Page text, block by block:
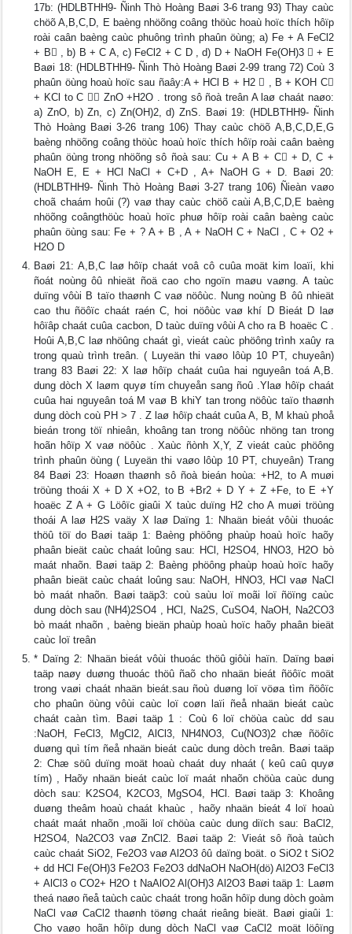
17b: (HDLBTHH9- Ñinh Thò Hoàng Baøi 3-6 trang 93) Thay caùc
chöõ A,B,C,D, E baèng nhöõng coâng thöùc hoaù hoïc thích hôïp
roài caân baèng caùc phuông trình phaûn öùng; a) Fe + A FeCl2
+ B , b) B + C A, c) FeCl2 + C D , d) D + NaOH Fe(OH)3  + E
Baøi 18: (HDLBTHH9- Ñinh Thò Hoàng Baøi 2-99 trang 72) Coù 3
phaûn öùng hoaù hoïc sau ñaây:A + HCl B + H2  , B + KOH C
+ KCl to C  ZnO +H2O . trong sô ñoà treân A laø chaát naøo:
a) ZnO, b) Zn, c) Zn(OH)2, d) ZnS. Baøi 19: (HDLBTHH9- Ñinh
Thò Hoàng Baøi 3-26 trang 106) Thay caùc chöõ A,B,C,D,E,G
baèng nhöõng coâng thöùc hoaù hoïc thích hôïp roài caân baèng
phaûn öùng trong nhöõng sô ñoà sau: Cu + A B + C + D, C +
NaOH E, E + HCl NaCl + C+D , A+ NaOH G + D. Baøi 20:
(HDLBTHH9- Ñinh Thò Hoàng Baøi 3-27 trang 106) Ñieàn vaøo
choã chaám hoûi (?) vaø thay caùc chöõ caùi A,B,C,D,E baèng
nhöõng coângthöùc hoaù hoïc phuø hôïp roài caân baèng caùc
phaûn öùng sau: Fe + ? A + B , A + NaOH C + NaCl , C + O2 +
H2O D
Baøi 21: A,B,C laø hôïp chaát voâ cô cuûa moät kim loaïi, khi
ñoát noùng ôû nhieät ñoä cao cho ngoïn maøu vaøng. A taùc
duïng vôùi B taïo thaønh C vaø nöôùc. Nung noùng B ôû nhieät
cao thu ñöôïc chaát raén C, hoi nöôùc vaø khí D Bieát D laø
hôïâp chaát cuûa cacbon, D taùc duïng vôùi A cho ra B hoaëc C .
Hoûi A,B,C laø nhöûng chaát gì, vieát caùc phöông trình xaûy ra
trong quaù trình treân. ( Luyeän thi vaøo lôùp 10 PT, chuyeân)
trang 83 Baøi 22: X laø hôïp chaát cuûa hai nguyeân toá A,B.
dung dòch X laøm quyø tím chuyeån sang ñoû .Ylaø hôïp chaát
cuûa hai nguyeân toá M vaø B khiY tan trong nöôùc taïo thaønh
dung dòch coù PH > 7 . Z laø hôïp chaát cuûa A, B, M khaù phoå
bieán trong töï nhieân, khoâng tan trong nöôùc nhöng tan trong
hoãn hôïp X vaø nöôùc . Xaùc ñònh X,Y, Z vieát caùc phöông
trình phaûn öùng ( Luyeän thi vaøo lôùp 10 PT, chuyeân) Trang
84 Baøi 23: Hoaøn thaønh sô ñoà bieán hoùa: +H2, to A muøi
tröùng thoái X + D X +O2, to B +Br2 + D Y + Z +Fe, to E +Y
hoaëc Z A + G Löôïc giaûi X taùc duïng H2 cho A muøi tröùng
thoái A laø H2S vaäy X laø Daïng 1: Nhaän bieát vôùi thuoác
thöû töï do Baøi taäp 1: Baèng phöông phaùp hoaù hoïc haõy
phaân bieät caùc chaát loûng sau: HCl, H2SO4, HNO3, H2O bò
maát nhaõn. Baøi taäp 2: Baèng phöông phaùp hoaù hoïc haõy
phaân bieät caùc chaát loûng sau: NaOH, HNO3, HCl vaø NaCl
bò maát nhaõn. Baøi taäp3: coù saùu loï moãi loï ñöïng caùc
dung dòch sau (NH4)2SO4 , HCl, Na2S, CuSO4, NaOH, Na2CO3
bò maát nhaõn , baèng bieän phaùp hoaù hoïc haõy phaân bieät
caùc loï treân
* Daïng 2: Nhaän bieát vôùi thuoác thöû giôùi haïn. Daïng baøi
taäp naøy duøng thuoác thöû ñaõ cho nhaän bieát ñöôïc moät
trong vaøi chaát nhaän bieát.sau ñoù duøng loï vöøa tìm ñöôïc
cho phaûn öùng vôùi caùc loï coøn laïi ñeå nhaän bieát caùc
chaát caàn tìm. Baøi taäp 1 : Coù 6 loï chöùa caùc dd sau
:NaOH, FeCl3, MgCl2, AlCl3, NH4NO3, Cu(NO3)2 chæ ñöôïc
duøng quì tím ñeå nhaän bieát caùc dung dòch treân. Baøi taäp
2: Chæ söû duïng moät hoaù chaát duy nhaát ( keû caû quyø
tím) , Haõy nhaän bieát caùc loï maát nhaõn chöùa caùc dung
dòch sau: K2SO4, K2CO3, MgSO4, HCl. Baøi taäp 3: Khoâng
duøng theâm hoaù chaát khaùc , haõy nhaän bieát 4 loï hoaù
chaát maát nhaõn ,moãi loï chöùa caùc dung diïch sau: BaCl2,
H2SO4, Na2CO3 vaø ZnCl2. Baøi taäp 2: Vieát sô ñoà taùch
caùc chaát SiO2, Fe2O3 vaø Al2O3 ôû daïng boät. o SiO2 t SiO2
+ dd HCl Fe(OH)3 Fe2O3 Fe2O3 ddNaOH NaOH(dö) Al2O3 FeCl3
+ AlCl3 o CO2+ H2O t NaAlO2 Al(OH)3 Al2O3 Baøi taäp 1: Laøm
theá naøo ñeå taùch caùc chaát trong hoãn hôïp dung dòch goàm
NaCl vaø CaCl2 thaønh töøng chaát rieâng bieät. Baøi giaûi 1:
Cho vaøo hoãn hôïp dung dòch NaCl vaø CaCl2 moät löôïng